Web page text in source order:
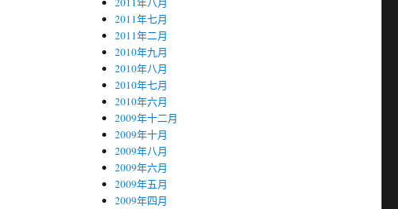
2011年七月
2011年二月
2010年九月
2010年八月
2010年七月
2010年六月
2009年十二月
2009年十月
2009年八月
2009年六月
2009年五月
2009年四月